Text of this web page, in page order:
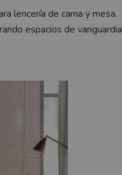
lencería de cama y mesa.
espacios de vanguardia